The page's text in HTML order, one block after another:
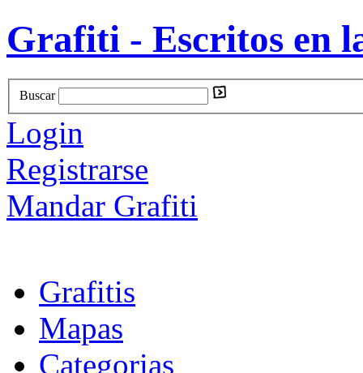
Grafiti - Escritos en
Buscar
Login
Registrarse
Mandar Grafiti
Grafitis
Mapas
Categorias